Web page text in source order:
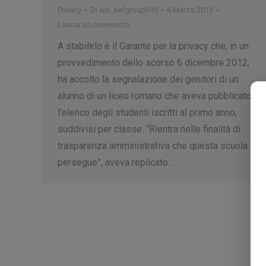
Privacy Di wp_sefgroup010
6 Marzo 2013
Lascia un commento
A stabilirlo è il Garante per la privacy che, in un
provvedimento dello scorso 6 dicembre 2012,
ha accolto la segnalazione dei genitori di un
alunno di un liceo romano che aveva pubblicato
l’elenco degli studenti iscritti al primo anno,
suddivisi per classe. “Rientra nelle finalità di
trasparenza amministrativa che questa scuola
persegue”, aveva replicato…